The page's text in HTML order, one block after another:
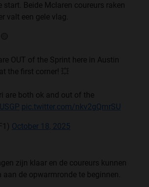
start. Beide Mclaren coureurs raken
valt een gele vlag.
OUT of the Sprint here in Austin
the first corner! 💥
are both ok and out of the
pic.twitter.com/nkv2gQmrSU
October 18, 2025
zijn klaar en de coureurs kunnen
aan de opwarmronde te beginnen.